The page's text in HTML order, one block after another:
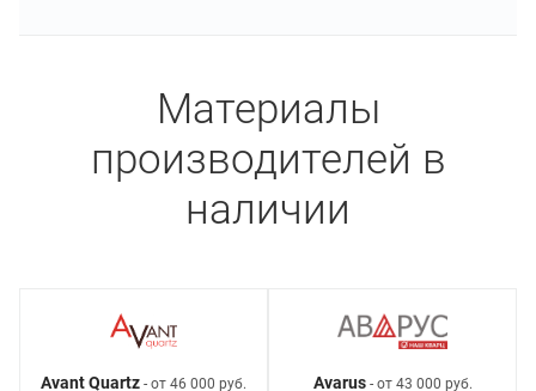
Материалы
производителей в
наличии
Avant Quartz - от 46 000 руб. Avarus- от 43 000 руб.